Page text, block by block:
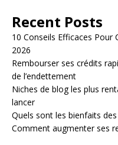
Recent Posts
10 Conseils Efficaces Pour
2026
Rembourser ses crédits
de l’endettement
Niches de blog les plus
lancer
Quels sont les bienfaits
Comment augmenter ses